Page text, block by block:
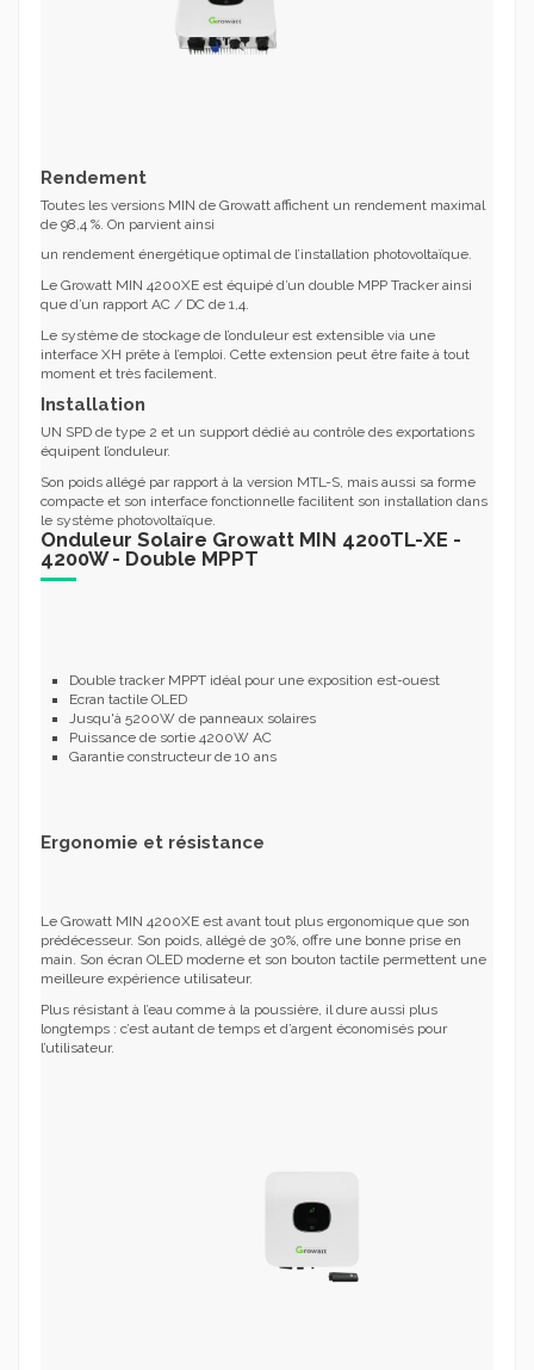
Rendement
Toutes les versions MIN de Growatt affichent un rendement maximal
de 98,4 %. On parvient ainsi
un rendement énergétique optimal de l’installation photovoltaïque.
Le Growatt MIN 4200XE est équipé d’un double MPP Tracker ainsi
que d’un rapport AC / DC de 1,4.
Le système de stockage de l’onduleur est extensible via une
interface XH prête à l’emploi. Cette extension peut être faite à tout
moment et très facilement.
Installation
UN SPD de type 2 et un support dédié au contrôle des exportations
équipent l’onduleur.
Son poids allégé par rapport à la version MTL-S, mais aussi sa forme
compacte et son interface fonctionnelle facilitent son installation dans
le système photovoltaïque.
Onduleur Solaire Growatt MIN 4200TL-XE -
4200W - Double MPPT
Double tracker MPPT idéal pour une exposition est-ouest
Ecran tactile OLED
Jusqu'à 5200W de panneaux solaires
Puissance de sortie 4200W AC
Garantie constructeur de 10 ans
Ergonomie et résistance
Le Growatt MIN 4200XE est avant tout plus ergonomique que son
prédécesseur. Son poids, allégé de 30%, offre une bonne prise en
main. Son écran OLED moderne et son bouton tactile permettent une
meilleure expérience utilisateur.
Plus résistant à l’eau comme à la poussière, il dure aussi plus
longtemps : c’est autant de temps et d’argent économisés pour
l’utilisateur.